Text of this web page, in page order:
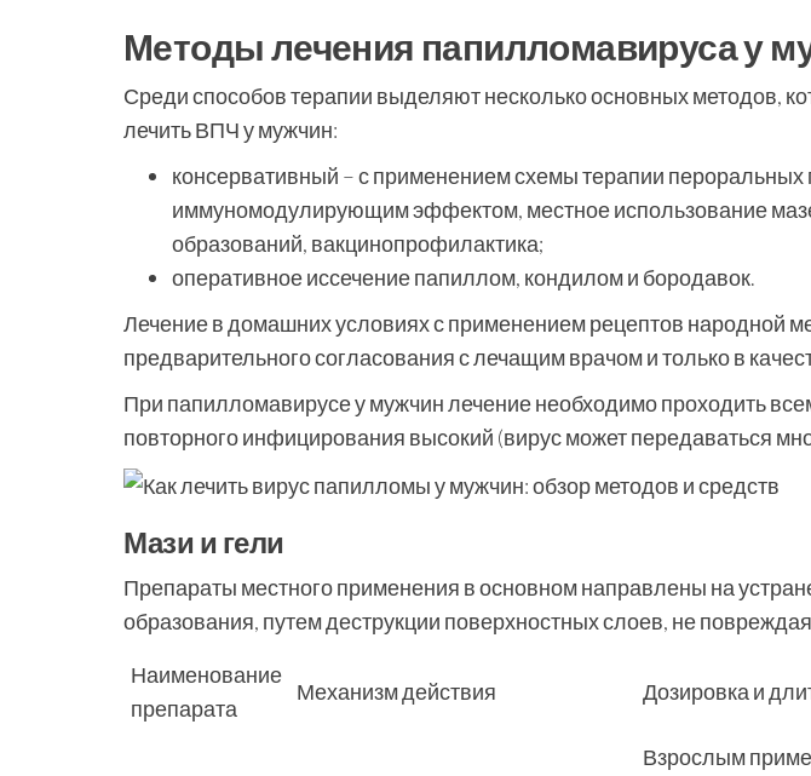
Методы лечения папилломавируса у
Среди способов терапии выделяют несколько основных методов,
лечить ВПЧ у мужчин:
консервативный – с применением схемы терапии
иммуномодулирующим эффектом, местное использование
образований, вакцинопрофилактика;
оперативное иссечение папиллом, кондилом и бородавок.
Лечение в домашних условиях с применением рецептов народной
предварительного согласования с лечащим врачом и только в
При папилломавирусе у мужчин лечение необходимо проходить
повторного инфицирования высокий (вирус может передаваться
Мази и гели
Препараты местного применения в основном направлены на
образования, путем деструкции поверхностных слоев, не
Наименование
препарата
Механизм действия Дозировка и
Взрослым